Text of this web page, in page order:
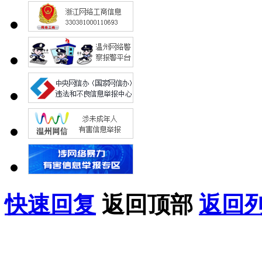
快速回复 返回顶部 返回